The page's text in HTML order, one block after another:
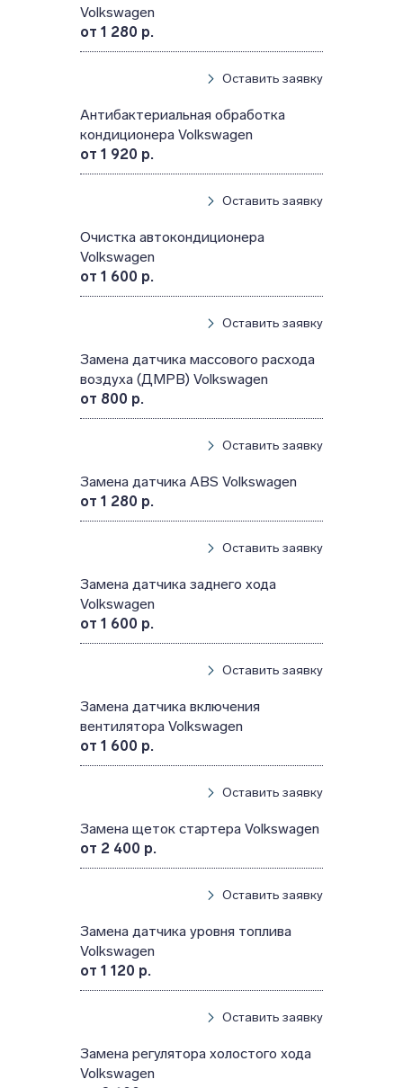
Volkswagen
от 1 280 р.
Оставить заявку
Антибактериальная обработка
кондиционера Volkswagen
от 1 920 р.
Оставить заявку
Очистка автокондиционера
Volkswagen
от 1 600 р.
Оставить заявку
Замена датчика массового расхода
воздуха (ДМРВ) Volkswagen
от 800 р.
Оставить заявку
Замена датчика ABS Volkswagen
от 1 280 р.
Оставить заявку
Замена датчика заднего хода
Volkswagen
от 1 600 р.
Оставить заявку
Замена датчика включения
вентилятора Volkswagen
от 1 600 р.
Оставить заявку
Замена щеток стартера Volkswagen
от 2 400 р.
Оставить заявку
Замена датчика уровня топлива
Volkswagen
от 1 120 р.
Оставить заявку
Замена регулятора холостого хода
Volkswagen